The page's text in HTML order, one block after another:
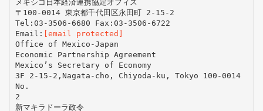
メキシコ日本経済連携協定オフィス
〒100-0014 東京都千代田区永田町 2-15-2
Tel:03-3506-6680 Fax:03-3506-6722
Email: [email protected]
Office of Mexico-Japan
Economic Partnership Agreement
Mexico’s Secretary of Economy
3F 2-15-2,Nagata-cho, Chiyoda-ku, Tokyo 100-0014
No.
2
新マキラドーラ政令